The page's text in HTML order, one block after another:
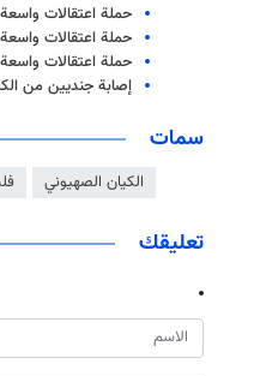
حملة اعتقالات
حملة اعتقالات
حملة اعتقالات
إصابة جنديين من
سمات
الكيان الصهيوني
تعليقك